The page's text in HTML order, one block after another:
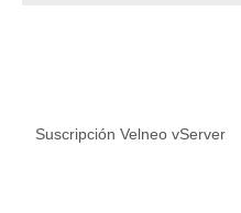
Suscripción Velneo vServer